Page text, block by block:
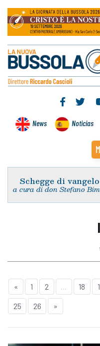
News Noticias
Schegge di vangelo
a cura di don Stefano
« 1 2 18
25 26 »